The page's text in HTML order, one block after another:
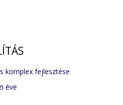
komplex fejlesztése
éve